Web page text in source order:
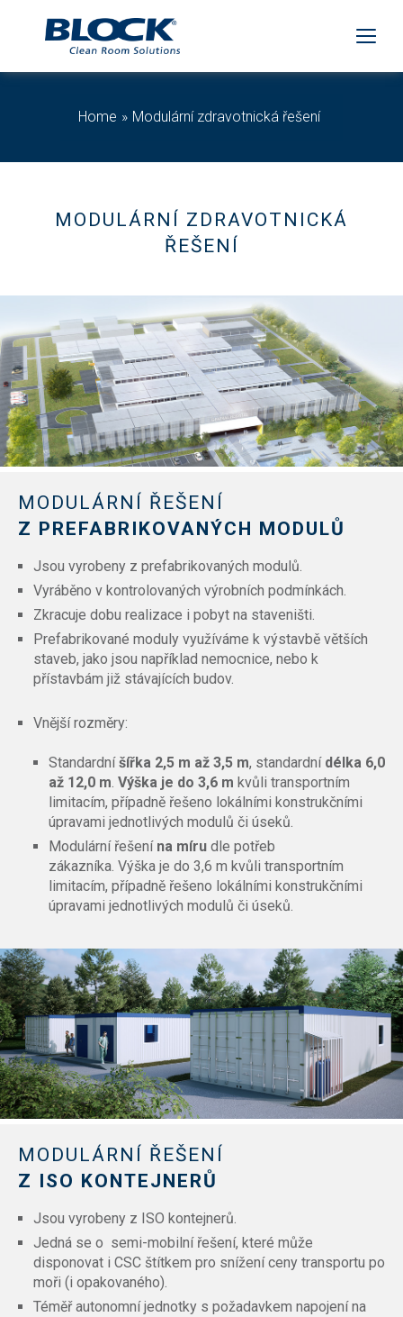
Home Modulární zdravotnická řešení
MODULÁRNÍ ZDRAVOTNICKÁ
ŘEŠENÍ
MODULÁRNÍ ŘEŠENÍ
Z PREFABRIKOVANÝCH MODULŮ
Jsou vyrobeny z prefabrikovaných modulů.
Vyráběno v kontrolovaných výrobních podmínkách.
Zkracuje dobu realizace i pobyt na staveništi.
Prefabrikované moduly využíváme k výstavbě větších
staveb, jako jsou například nemocnice, nebo k
přístavbám již stávajících budov.
Vnější rozměry:
Standardníšířka 2,5 m až 3,5 m, standardní délka 6,0
až 12,0 m Výška je do 3,6 m kvůli transportním
limitacím, případně řešeno lokálními konstrukčními
úpravami jednotlivých modulů či úseků.
Modulární řešení na míru dle potřeb
zákazníka. Výška je do 3,6 m kvůli transportním
limitacím, případně řešeno lokálními konstrukčními
úpravami jednotlivých modulů či úseků.
MODULÁRNÍ ŘEŠENÍ
Z ISO KONTEJNERŮ
Jsou vyrobeny z ISO kontejnerů.
Jedná se o semi-mobilní řešení, které může
disponovat i CSC štítkem pro snížení ceny transportu po
moři (i opakovaného).
Téměř autonomní jednotky s požadavkem napojení na